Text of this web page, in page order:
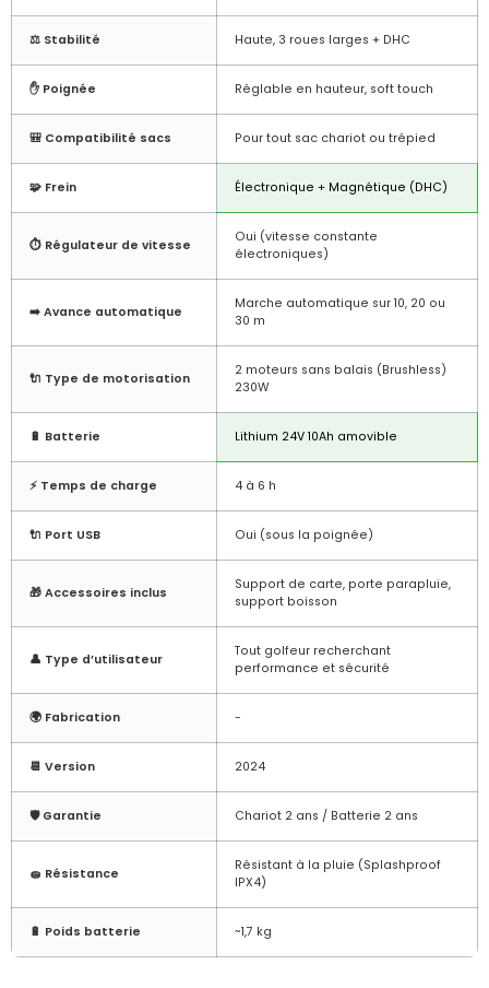
⚖️ Stabilité Haute, 3 roues larges + DHC
✋ Poignée Réglable en hauteur, soft touch
🎒 Compatibilité sacs Pour tout sac chariot ou trépied
🧩 Frein Électronique + Magnétique (DHC)
⏱️ Régulateur de vitesse
Oui (vitesse constante
électroniques)
➡️ Avance automatique
Marche automatique sur 10, 20 ou
30 m
🔌 Type de motorisation
2 moteurs sans balais (Brushless)
230W
🔋 Batterie Lithium 24V 10Ah amovible
⚡ Temps de charge 4 à 6 h
🔌 Port USB Oui (sous la poignée)
🎁 Accessoires inclus
Support de carte, porte parapluie,
support boisson
👤 Type d’utilisateur
Tout golfeur recherchant
performance et sécurité
🌍 Fabrication -
📆 Version 2024
🛡️ Garantie Chariot 2 ans / Batterie 2 ans
🧽 Résistance
Résistant à la pluie (Splashproof
IPX4)
🔋 Poids batterie ~1,7 kg